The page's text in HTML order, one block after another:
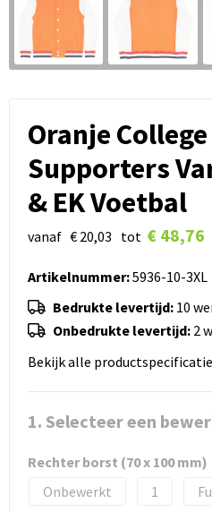
Oranje
Supporters
& EK Voetbal
vanaf € 20,03 tot € 48,76
Artikelnummer:5936-10-3XL
Bedrukte levertijd: 10
Onbedrukte levertijd: 2
Bekijk alle
1. Selecteer een
Rechter borst (70 x 100 mm)
Onbewerkt
1